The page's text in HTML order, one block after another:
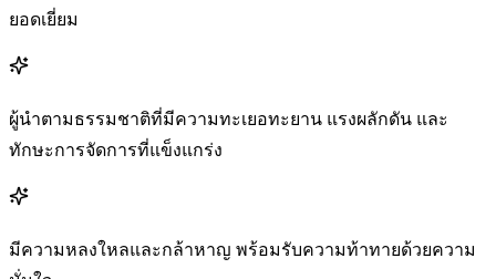
ยอดเยี่ยม
ผู้นำตามธรรมชาติที่มีความทะเยอทะยาน แรงผลักดัน และ
ทักษะการจัดการที่แข็งแกร่ง
มีความหลงใหลและกล้าหาญ พร้อมรับความท้าทายด้วยความ